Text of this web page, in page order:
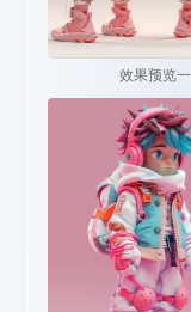
效果预览一